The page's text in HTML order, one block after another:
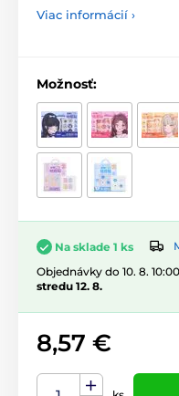
Viac informácií ›
Možnosť:
Na sklade 1 ks
Objednávky do 10. 8.
stredu 12. 8.
8,57 €